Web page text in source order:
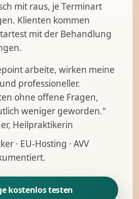
mit raus, je Terminart
Klienten kommen
mit der Behandlung
arbeite, wirken meine
professioneller.
ohne offene Fragen,
weniger geworden."
Heilpraktikerin
· EU-Hosting · AVV
kostenlos testen